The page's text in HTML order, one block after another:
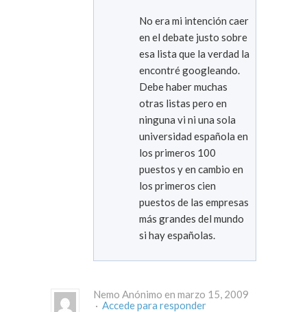
No era mi intención caer
en el debate justo sobre
esa lista que la verdad la
encontré googleando.
Debe haber muchas
otras listas pero en
ninguna vi ni una sola
universidad española en
los primeros 100
puestos y en cambio en
los primeros cien
puestos de las empresas
más grandes del mundo
si hay españolas.
Nemo Anónimo en marzo 15, 2009
· Accede para responder